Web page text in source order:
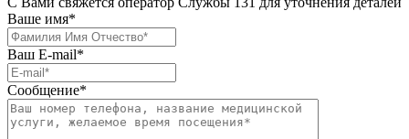
Ваше имя*
Ваш E-mail*
Сообщение*